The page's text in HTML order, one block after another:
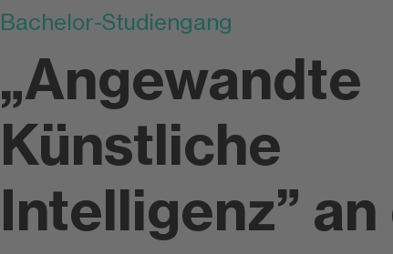
Bachelor-Studiengang
„Angewandte
Künstliche
Intelligenz”